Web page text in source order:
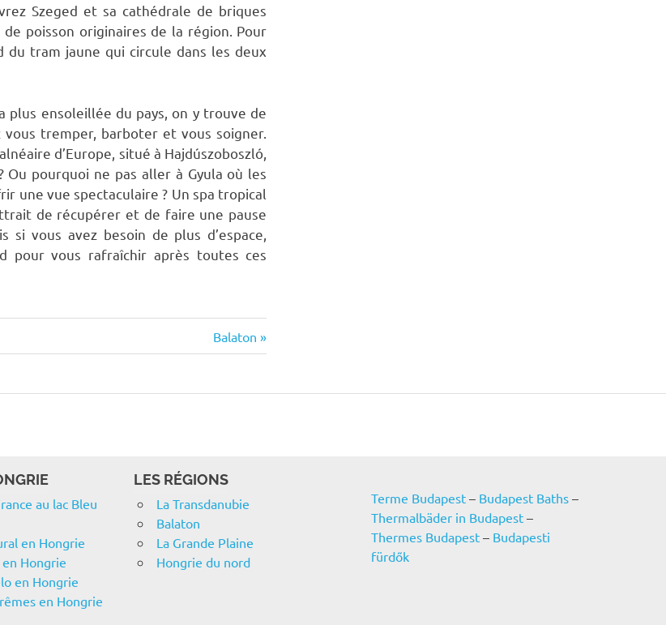
Szeged et sa cathédrale de briques
poisson originaires de la région. Pour
tram jaune qui circule dans les deux
plus ensoleillée du pays, on y trouve de
tremper, barboter et vous soigner.
d’Europe, situé à Hajdúszoboszló,
pourquoi ne pas aller à Gyula où les
une vue spectaculaire ? Un spa tropical
de récupérer et de faire une pause
vous avez besoin de plus d’espace,
pour vous rafraîchir après toutes ces
Next
Post:
Balaton
au lac Bleu
en Hongrie
en Hongrie
en Hongrie
en Hongrie
LES RÉGIONS
La Transdanubie
Balaton
La Grande Plaine
Hongrie du nord
Terme Budapest– Budapest Baths–
Thermalbäder in Budapest–
Thermes Budapest– Budapesti
fürdők